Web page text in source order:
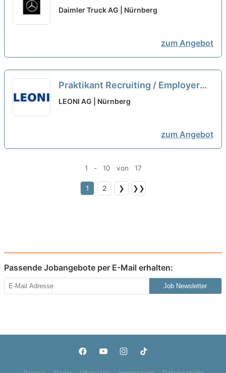
NFZ (m/w/d) bei der Daimler Truck
Daimler Truck AG | Nürnberg
zum Angebot
Praktikant Recruiting / Employer
Branding (m/w/d) Wintersemester
LEONI AG | Nürnberg
zum Angebot
1 - 10 von 17
1 2 ❯ ❯❯
Passende Jobangebote per E-Mail erhalten:
Job Newsletter